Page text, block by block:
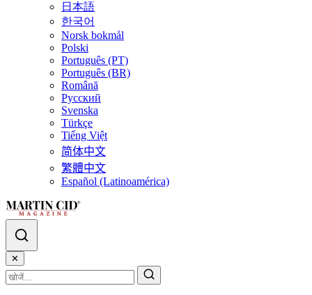
日本語
한국어
Norsk bokmål
Polski
Português (PT)
Português (BR)
Română
Русский
Svenska
Türkçe
Tiếng Việt
简体中文
繁體中文
Español (Latinoamérica)
✕